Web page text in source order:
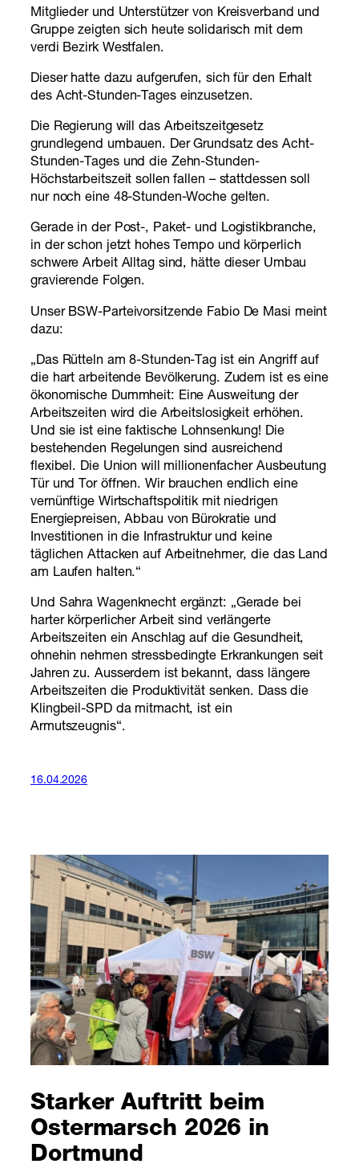
Mitglieder und Unterstützer von Kreisverband und
Gruppe zeigten sich heute solidarisch mit dem
verdi Bezirk Westfalen.
Dieser hatte dazu aufgerufen, sich für den Erhalt
des Acht-Stunden-Tages einzusetzen.
Die Regierung will das Arbeitszeitgesetz
grundlegend umbauen. Der Grundsatz des Acht-
Stunden-Tages und die Zehn-Stunden-
Höchstarbeitszeit sollen fallen – stattdessen soll
nur noch eine 48-Stunden-Woche gelten.
Gerade in der Post-, Paket- und Logistikbranche,
in der schon jetzt hohes Tempo und körperlich
schwere Arbeit Alltag sind, hätte dieser Umbau
gravierende Folgen.
Unser BSW-Parteivorsitzende Fabio De Masi meint
dazu:
„Das Rütteln am 8-Stunden-Tag ist ein Angriff auf
die hart arbeitende Bevölkerung. Zudem ist es eine
ökonomische Dummheit: Eine Ausweitung der
Arbeitszeiten wird die Arbeitslosigkeit erhöhen.
Und sie ist eine faktische Lohnsenkung! Die
bestehenden Regelungen sind ausreichend
flexibel. Die Union will millionenfacher Ausbeutung
Tür und Tor öffnen. Wir brauchen endlich eine
vernünftige Wirtschaftspolitik mit niedrigen
Energiepreisen, Abbau von Bürokratie und
Investitionen in die Infrastruktur und keine
täglichen Attacken auf Arbeitnehmer, die das Land
am Laufen halten.“
Und Sahra Wagenknecht ergänzt: „Gerade bei
harter körperlicher Arbeit sind verlängerte
Arbeitszeiten ein Anschlag auf die Gesundheit,
ohnehin nehmen stressbedingte Erkrankungen seit
Jahren zu. Ausserdem ist bekannt, dass längere
Arbeitszeiten die Produktivität senken. Dass die
Klingbeil-SPD da mitmacht, ist ein
Armutszeugnis“.
16.04.2026
Starker Auftritt beim
Ostermarsch 2026 in
Dortmund